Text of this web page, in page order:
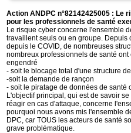
Action ANDPC n°82142425005 : Le
pour les professionnels de santé
Le risque cyber concerne l'ensemble
travaillent seuls ou en groupe. Depuis
depuis le COVID, de nombreuses
nombreux professionnels de santé
engendré
- soit le blocage total d'une structure
-soit la demande de rançon
- soit le piratage de données de santé
L'objectif principal, qui est de savoir
réagir en cas d'attaque, concerne
pourquoi nous avons mis l'ensemble
DPC, car TOUS les acteurs de santé
grave problématique.